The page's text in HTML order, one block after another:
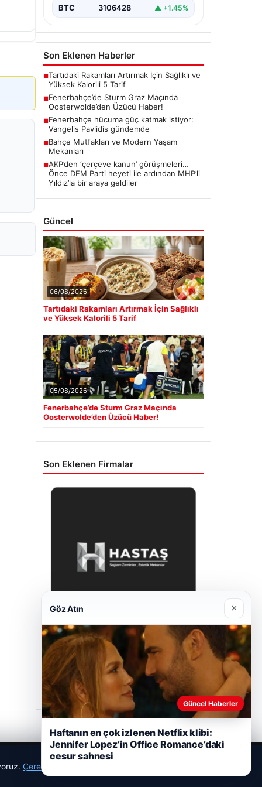
BTC 3106428 ▲ +1.45%
Son Eklenen Haberler
■Tartıdaki Rakamları Artırmak İçin Sağlıklı ve
Yüksek Kalorili 5 Tarif
■Fenerbahçe’de Sturm Graz Maçında
Oosterwolde’den Üzücü Haber!
■Fenerbahçe hücuma güç katmak istiyor:
Vangelis Pavlidis gündemde
■Bahçe Mutfakları ve Modern Yaşam
Mekanları
■AKP’den ‘çerçeve kanun’ görüşmeleri…
Önce DEM Parti heyeti ile ardından MHP’li
Yıldız’la bir araya geldiler
Güncel
06/08/2026
Tartıdaki Rakamları Artırmak İçin Sağlıklı
ve Yüksek Kalorili 5 Tarif
05/08/2026
Fenerbahçe’de Sturm Graz Maçında
Oosterwolde’den Üzücü Haber!
Son Eklenen Firmalar
Hastaş Beton
26/05/2026
Çerez Politikamız
Göz Atın ×
Güncel Haberler
Haftanın en çok izlenen Netflix klibi:
Jennifer Lopez’in Office Romance’daki
cesur sahnesi